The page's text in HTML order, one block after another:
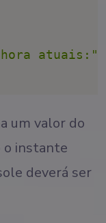
atuais:"
um valor do
o instante
deverá ser